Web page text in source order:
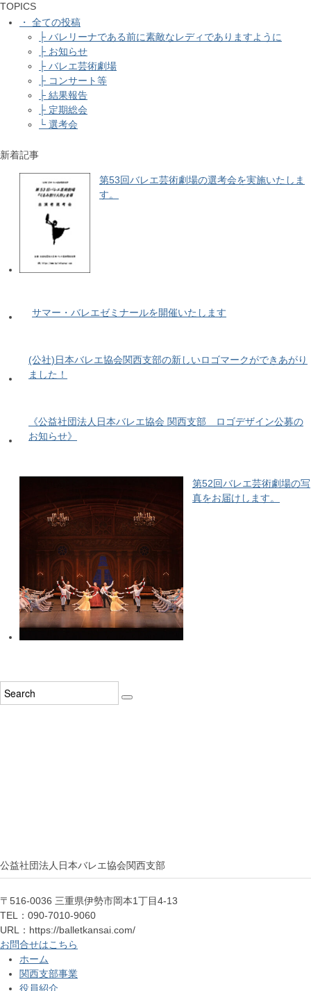
TOPICS
・ 全ての投稿
├ バレリーナである前に素敵なレディでありますように
├ お知らせ
├ バレエ芸術劇場
├ コンサート等
├ 結果報告
├ 定期総会
└ 選考会
新着記事
第53回バレエ芸術劇場の選考会を実施いたしま
す。
サマー・バレエゼミナールを開催いたします
(公社)日本バレエ協会関西支部の新しいロゴマークができあがり
ました！
《公益社団法人日本バレエ協会 関西支部 ロゴデザイン公募の
お知らせ》
第52回バレエ芸術劇場の写
真をお届けします。
公益社団法人日本バレエ協会関西支部
〒516-0036 三重県伊勢市岡本1丁目4-13
TEL：090-7010-9060
URL：https://balletkansai.com/
お問合せはこちら
ホーム
関西支部事業
役員紹介